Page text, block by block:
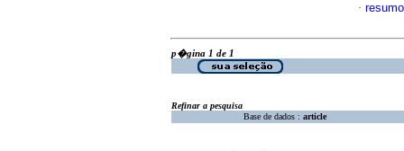
·
p�gina 1 de 1
Refinar a pesquisa
Base de dados : article